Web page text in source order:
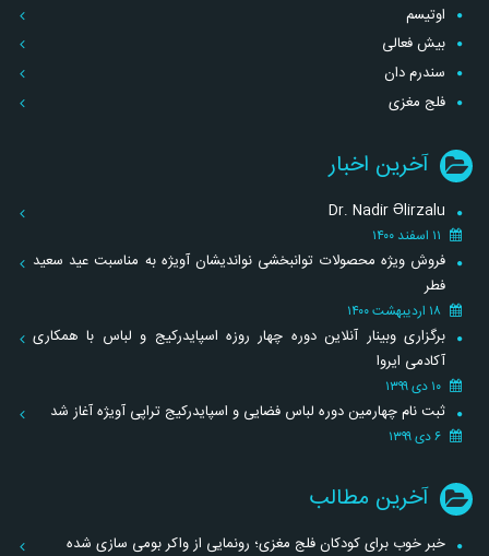
اوتیسم
بیش فعالی
سندرم دان
فلج مغزی
آخرین اخبار
Dr. Nadir Əlirzalu
فروش ویژه محصولات توانبخشی نواندیشان آویژه به مناسبت عید سعید
فطر
برگزاری وبینار آنلاین دوره چهار روزه اسپایدرکیج و لباس با همکاری
آکادمی ایروا
ثبت نام چهارمین دوره لباس فضایی و اسپایدرکیج تراپی آویژه آغاز شد
آخرین مطالب
خبر خوب برای کودکان فلج مغزی؛ رونمایی از واکر بومی سازی شده